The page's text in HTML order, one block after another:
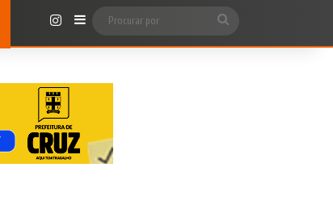
InstagramBarra Lateral
por